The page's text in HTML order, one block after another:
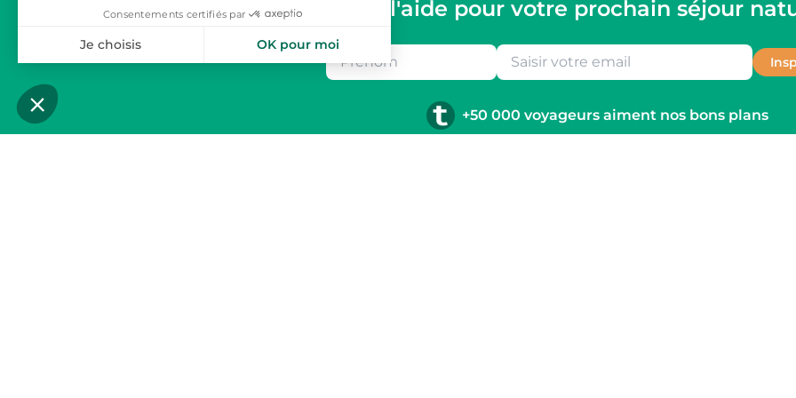
De l'aide pour votre prochain séjour
+50 000 voyageurs aiment nos bons plans